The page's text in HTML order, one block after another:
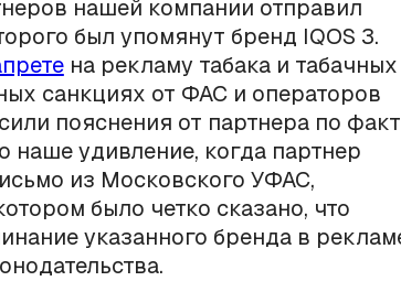
нашей компании отправил
был упомянут бренд IQOS 3.
на рекламу табака и табачных
санкциях от ФАС и операторов
пояснения от партнера по
наше удивление, когда партнер
из Московского УФАС,
было четко сказано, что
указанного бренда в